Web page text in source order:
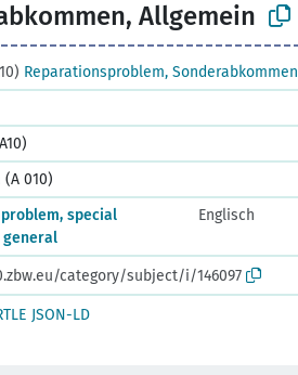
Allgemein
Reparationsproblem, Sonderabkommen
(A 010)
special
general
Englisch
category/subject/i/146097
JSON-LD